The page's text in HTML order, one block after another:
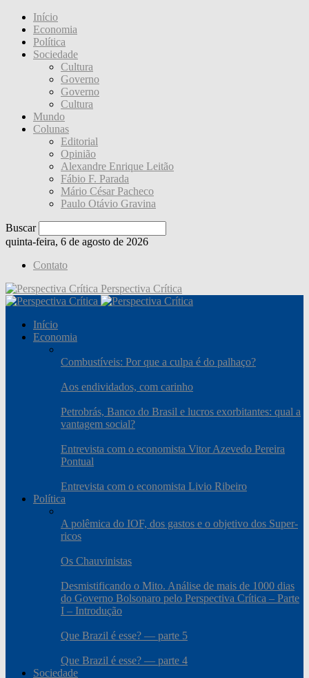
Início
Economia
Política
Sociedade
Cultura
Governo
Governo
Cultura
Mundo
Colunas
Editorial
Opinião
Alexandre Enrique Leitão
Fábio F. Parada
Mário César Pacheco
Paulo Otávio Gravina
Buscar
quinta-feira, 6 de agosto de 2026
Contato
Perspectiva Crítica
Início
Economia
Combustíveis: Por que a culpa é do palhaço?
Aos endividados, com carinho
Petrobrás, Banco do Brasil e lucros exorbitantes: qual a
vantagem social?
Entrevista com o economista Vitor Azevedo Pereira
Pontual
Entrevista com o economista Livio Ribeiro
Política
A polêmica do IOF, dos gastos e o objetivo dos Super-
ricos
Os Chauvinistas
Desmistificando o Mito. Análise de mais de 1000 dias
do Governo Bolsonaro pelo Perspectiva Crítica – Parte
I – Introdução
Que Brazil é esse? — parte 5
Que Brazil é esse? — parte 4
Sociedade